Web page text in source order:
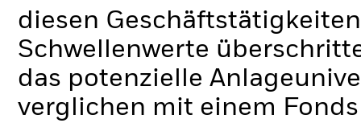
diesen
Schwellenwerte
das potenzielle
verglichen mit einem